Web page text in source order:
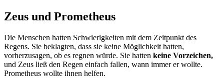
Zeus und Prometheus
Die Menschen hatten Schwierigkeiten mit dem Zeitpunkt des
Regens. Sie beklagten, dass sie keine Möglichkeit hatten,
vorherzusagen, ob es regnen würde. Sie hatten keine Vorzeichen,
und Zeus ließ den Regen einfach fallen, wann immer er wollte.
Prometheus wollte ihnen helfen.